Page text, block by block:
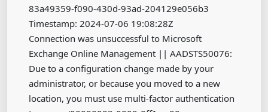
83a49359-f090-430d-93ad-204129e056b3
Timestamp: 2024-07-06 19:08:28Z
Connection was unsuccessful to Microsoft
Exchange Online Management || AADSTS50076:
Due to a configuration change made by your
administrator, or because you moved to a new
location, you must use multi-factor authentication